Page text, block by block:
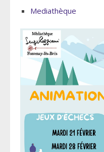
Mediathèque